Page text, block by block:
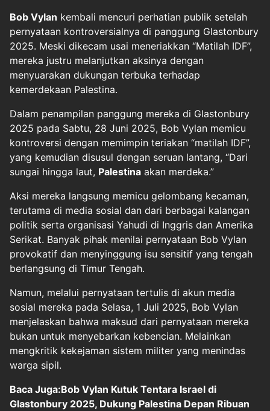
Bob Vylan kembali mencuri perhatian publik setelah
pernyataan kontroversialnya di panggung Glastonbury
2025. Meski dikecam usai meneriakkan “Matilah IDF”,
mereka justru melanjutkan aksinya dengan
menyuarakan dukungan terbuka terhadap
kemerdekaan Palestina.
Dalam penampilan panggung mereka di Glastonbury
2025 pada Sabtu, 28 Juni 2025, Bob Vylan memicu
kontroversi dengan memimpin teriakan “matilah IDF”,
yang kemudian disusul dengan seruan lantang, “Dari
sungai hingga laut, Palestina akan merdeka.”
Aksi mereka langsung memicu gelombang kecaman,
terutama di media sosial dan dari berbagai kalangan
politik serta organisasi Yahudi di Inggris dan Amerika
Serikat. Banyak pihak menilai pernyataan Bob Vylan
provokatif dan menyinggung isu sensitif yang tengah
berlangsung di Timur Tengah.
Namun, melalui pernyataan tertulis di akun media
sosial mereka pada Selasa, 1 Juli 2025, Bob Vylan
menjelaskan bahwa maksud dari pernyataan mereka
bukan untuk menyebarkan kebencian. Melainkan
mengkritik kekejaman sistem militer yang menindas
warga sipil.
Baca Juga:Bob Vylan Kutuk Tentara Israel di
Glastonbury 2025, Dukung Palestina Depan Ribuan